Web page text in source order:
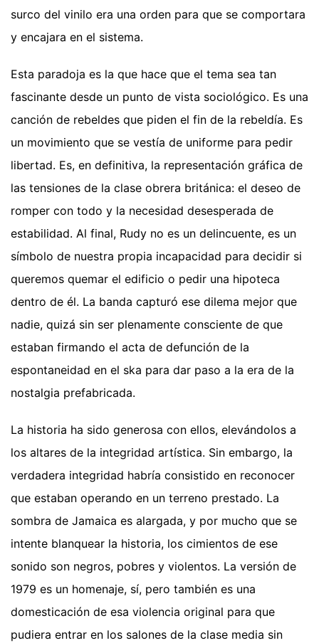
surco del vinilo era una orden para que se comportara
y encajara en el sistema.
Esta paradoja es la que hace que el tema sea tan
fascinante desde un punto de vista sociológico. Es una
canción de rebeldes que piden el fin de la rebeldía. Es
un movimiento que se vestía de uniforme para pedir
libertad. Es, en definitiva, la representación gráfica de
las tensiones de la clase obrera británica: el deseo de
romper con todo y la necesidad desesperada de
estabilidad. Al final, Rudy no es un delincuente, es un
símbolo de nuestra propia incapacidad para decidir si
queremos quemar el edificio o pedir una hipoteca
dentro de él. La banda capturó ese dilema mejor que
nadie, quizá sin ser plenamente consciente de que
estaban firmando el acta de defunción de la
espontaneidad en el ska para dar paso a la era de la
nostalgia prefabricada.
La historia ha sido generosa con ellos, elevándolos a
los altares de la integridad artística. Sin embargo, la
verdadera integridad habría consistido en reconocer
que estaban operando en un terreno prestado. La
sombra de Jamaica es alargada, y por mucho que se
intente blanquear la historia, los cimientos de ese
sonido son negros, pobres y violentos. La versión de
1979 es un homenaje, sí, pero también es una
domesticación de esa violencia original para que
pudiera entrar en los salones de la clase media sin